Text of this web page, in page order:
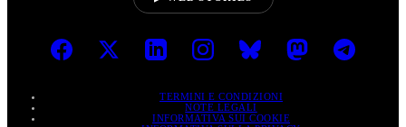
TERMINI E CONDIZIONI
NOTE LEGALI
INFORMATIVA SUI COOKIE